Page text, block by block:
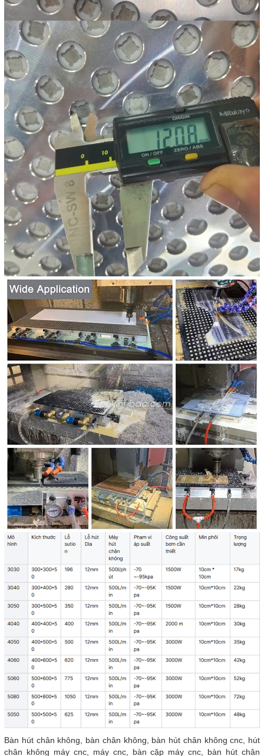
Bàn hút chân không, bàn chân không, bàn hút chân không cnc, hút
chân không máy cnc, máy cnc, bàn cặp máy cnc, bàn hút chân